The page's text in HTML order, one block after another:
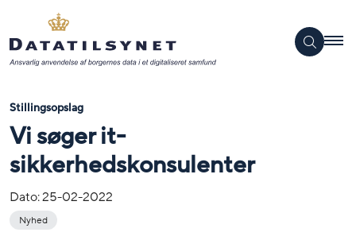
Stillingsopslag
Vi søger it-
sikkerhedskonsulenter
Dato:25-02-2022
Nyhed